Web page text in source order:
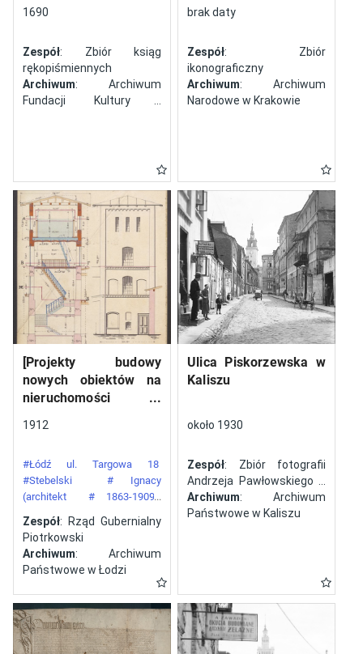
1690
Zespół: Zbiór ksiąg
rękopiśmiennych
Archiwum: Archiwum
Fundacji Kultury i
brak daty
Zespół: Zbiór
ikonograficzny
Archiwum: Archiwum
Narodowe w Krakowie
[Projekty budowy
nowych obiektów na
nieruchomości
numerem 34 przy ulicy
Łodzi]
1912
#Łódź ul. Targowa 18
#Stebelski
# Ignacy
(architekt
# 1863-1909)
Zespół: Rząd Gubernialny
Piotrkowski
Archiwum: Archiwum
Państwowe w Łodzi
Ulica Piskorzewska w
Kaliszu
około 1930
Zespół: Zbiór fotografii
Andrzeja Pawłowskiego z
Kalisza
Archiwum: Archiwum
Państwowe w Kaliszu